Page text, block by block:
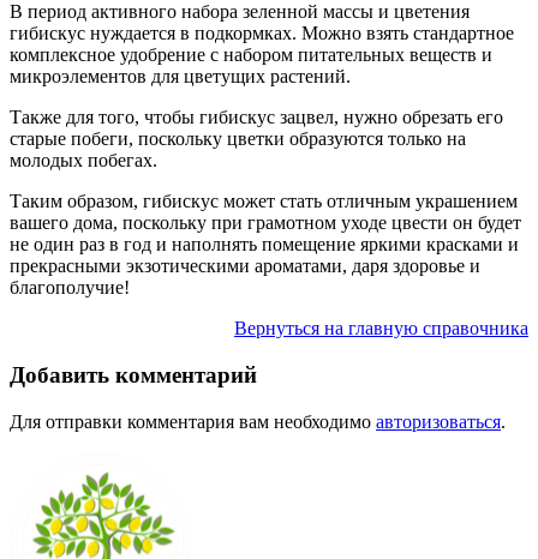
В период активного набора зеленной массы и цветения
гибискус нуждается в подкормках. Можно взять стандартное
комплексное удобрение с набором питательных веществ и
микроэлементов для цветущих растений.
Также для того, чтобы гибискус зацвел, нужно обрезать его
старые побеги, поскольку цветки образуются только на
молодых побегах.
Таким образом, гибискус может стать отличным украшением
вашего дома, поскольку при грамотном уходе цвести он будет
не один раз в год и наполнять помещение яркими красками и
прекрасными экзотическими ароматами, даря здоровье и
благополучие!
Вернуться на главную справочника
Добавить комментарий
Для отправки комментария вам необходимо авторизоваться.